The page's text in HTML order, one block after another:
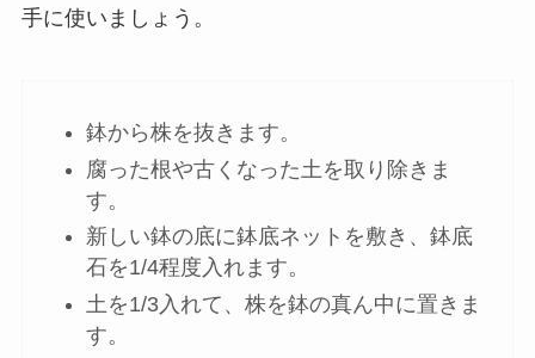
手に使いましょう。
鉢から株を抜きます。
腐った根や古くなった土を取り除きま
す。
新しい鉢の底に鉢底ネットを敷き、鉢底
石を1/4程度入れます。
土を1/3入れて、株を鉢の真ん中に置きま
す。